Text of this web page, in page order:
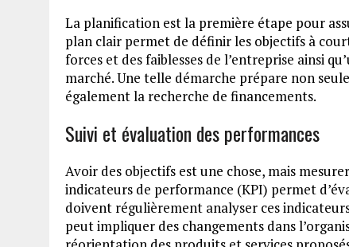
La planification est la première étape pour
plan clair permet de définir les objectifs à
forces et des faiblesses de l’entreprise ainsi
marché. Une telle démarche prépare non
également la recherche de financements.
Suivi et évaluation des performances
Avoir des objectifs est une chose, mais
indicateurs de performance (KPI) permet
doivent régulièrement analyser ces
peut impliquer des changements dans